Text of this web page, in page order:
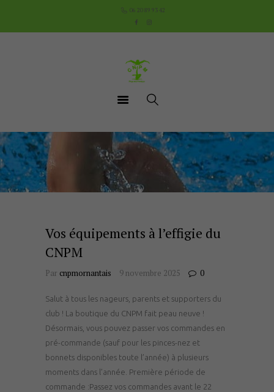
06 20 89 93 42
Le Club
Aquathlon du Pays
Mornantais
Documents utiles
Vos équipements à l’effigie du
CNPM
Par cnpmornantais 9 novembre 2025 0
Salut à tous les nageurs, parents et supporters du
club ! La boutique du CNPM fait peau neuve !
Désormais, vous pouvez passer vos commandes en
pré-commande (sauf pour les pinces-nez et
bonnets disponibles toute l’année) à plusieurs
moments dans l’année. Première période de
commande :Passez vos commandes avant le 22